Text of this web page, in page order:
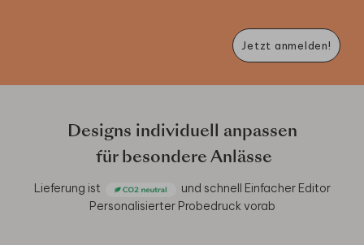
Jetzt anmelden!
Designs individuell anpassen
für besondere Anlässe
Lieferung ist und schnell Einfacher Editor
Personalisierter Probedruck vorab